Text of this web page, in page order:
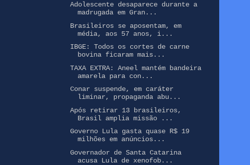
Adolescente desaparece durante a
madrugada em Gran...
Brasileiros se aposentam, em
média, aos 57 anos, i...
IBGE: Todos os cortes de carne
bovina ficaram mais...
TAXA EXTRA: Aneel mantém bandeira
amarela para con...
Conar suspende, em caráter
liminar, propaganda abu...
Após retirar 13 brasileiros,
Brasil amplia missão ...
Governo Lula gasta quase R$ 19
milhões em anúncios...
Governador de Santa Catarina
acusa Lula de xenofob...